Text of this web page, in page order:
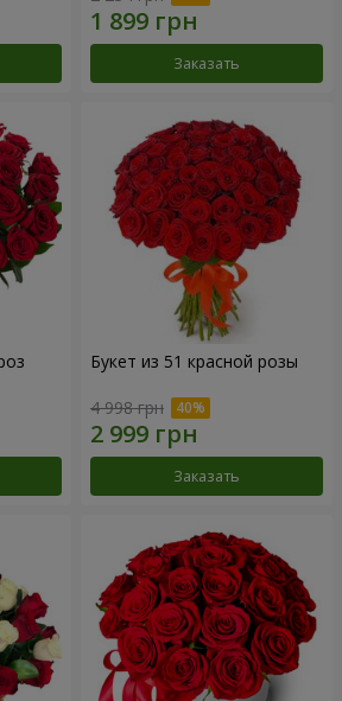
Заказать
Букет из 51 красной розы
4 998 грн
Заказать